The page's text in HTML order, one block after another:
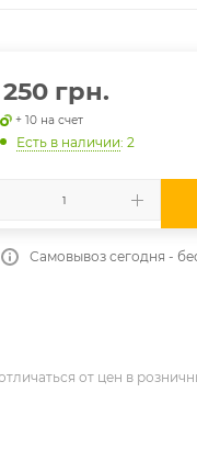
250грн.
+ 10 на счет
Есть в наличии: 2
Самовывоз сегодня -
от цен в